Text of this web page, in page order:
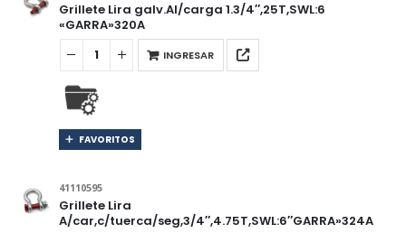
Grillete Lira galv.Al/carga 1.3/4″,25T,SWL:6
«GARRA»320A
INGRESAR
FAVORITOS
41110595
Grillete Lira
A/car,c/tuerca/seg,3/4″,4.75T,SWL:6″GARRA»324A